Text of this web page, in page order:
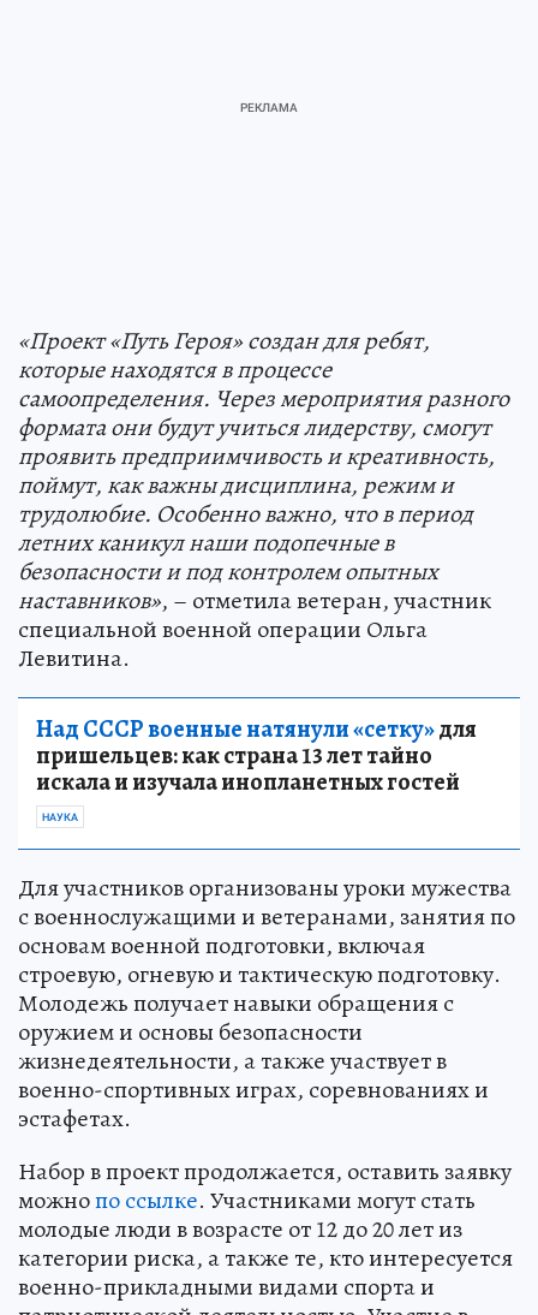
«Проект «Путь Героя» создан для ребят,
которые находятся в процессе
самоопределения. Через мероприятия разного
формата они будут учиться лидерству, смогут
проявить предприимчивость и креативность,
поймут, как важны дисциплина, режим и
трудолюбие. Особенно важно, что в период
летних каникул наши подопечные в
безопасности и под контролем опытных
наставников», – отметила ветеран, участник
специальной военной операции Ольга
Левитина.
Над СССР военные натянули «сетку»для
пришельцев: как страна 13 лет тайно
искала и изучала инопланетных гостей
НАУКА
Для участников организованы уроки мужества
с военнослужащими и ветеранами, занятия по
основам военной подготовки, включая
строевую, огневую и тактическую подготовку.
Молодежь получает навыки обращения с
оружием и основы безопасности
жизнедеятельности, а также участвует в
военно-спортивных играх, соревнованиях и
эстафетах.
Набор в проект продолжается, оставить заявку
можнопо ссылке. Участниками могут стать
молодые люди в возрасте от 12 до 20 лет из
категории риска, а также те, кто интересуется
военно-прикладными видами спорта и